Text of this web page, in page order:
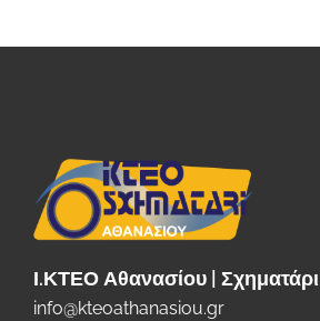
Ι.ΚΤΕΟ Αθανασίου | Σχηματάρι
info@kteoathanasiou.gr